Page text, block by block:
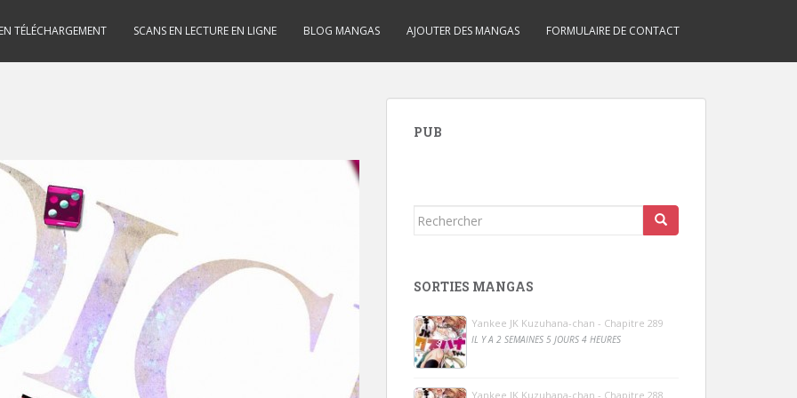
TÉLÉCHARGEMENT SCANS EN LECTURE EN LIGNE BLOG MANGAS AJOUTER DES MANGAS FORMULAIRE DE CONTACT
PUB
Rechercher...
SORTIES MANGAS
Yankee JK Kuzuhana-chan - Chapitre 289
IL Y A 2 SEMAINES 5 JOURS 4 HEURES
Yankee JK Kuzuhana-chan - Chapitre 288